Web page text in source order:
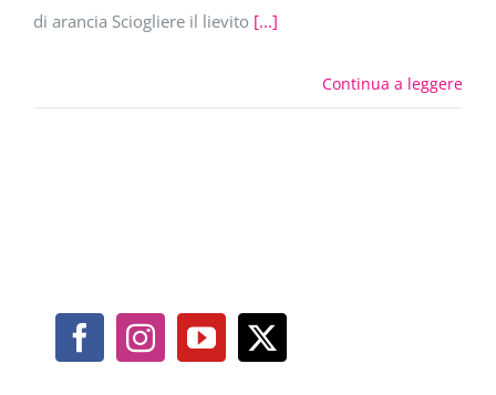
di arancia Sciogliere il lievito [...]
Continua a leggere